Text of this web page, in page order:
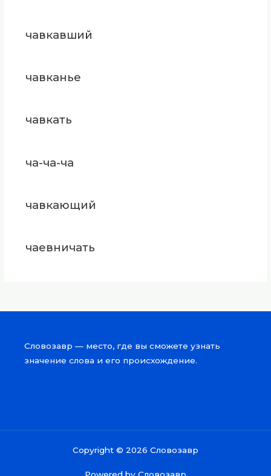
чавкавший
чавканье
чавкать
ча-ча-ча
чавкающий
чаевничать
Словозавр — место, где вы сможете узнать
значение слова и его происхождение.
Copyright © 2026 Словозавр